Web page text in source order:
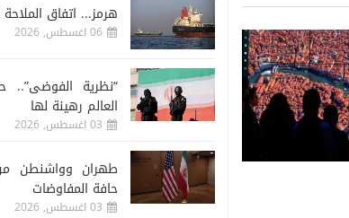
علوم وتكنولوجيا
06 اغسطس, 2026
السيادي...
على استقلالها
دراسة: تزايد القلق من استخدام
هرمز... اتفاق
06 اغسطس, 2026
“نظرية الفوضى”..
العالم رهينة لها
03 اغسطس, 2026
طهران وواشنطن
حافة المفاوضات
03 اغسطس, 2026